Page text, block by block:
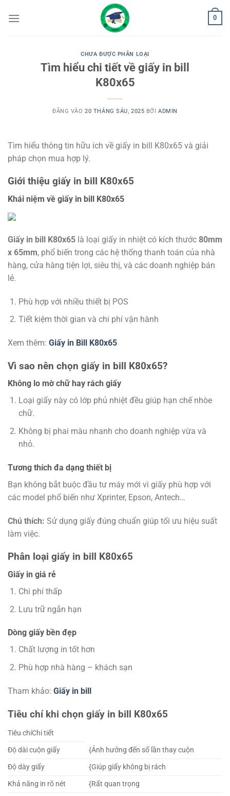
qua
0
CHƯA ĐƯỢC PHÂN LOẠI
Tìm hiểu chi tiết về giấy in bill
K80x65
ĐĂNG VÀO20 THÁNG SÁU, 2025 BỞIADMIN
Tìm hiểu thông tin hữu ích về giấy in bill K80x65 và giải
pháp chọn mua hợp lý.
Giới thiệu giấy in bill K80x65
Khái niệm về giấy in bill K80x65
Giấy in bill K80x65 là loại giấy in nhiệt có kích thước 80mm
x 65mm, phổ biến trong các hệ thống thanh toán của nhà
hàng, cửa hàng tiện lợi, siêu thị, và các doanh nghiệp bán
lẻ.
Phù hợp với nhiều thiết bị POS
Tiết kiệm thời gian và chi phí vận hành
Xem thêm: Giấy in Bill K80x65
Vì sao nên chọn giấy in bill K80x65?
Không lo mờ chữ hay rách giấy
Loại giấy này có lớp phủ nhiệt đều giúp hạn chế nhòe
chữ.
Không bị phai màu nhanh cho doanh nghiệp vừa và
nhỏ.
Tương thích đa dạng thiết bị
Bạn không bắt buộc đầu tư máy mới vì giấy phù hợp với
các model phổ biến như Xprinter, Epson, Antech…
Chú thích: Sử dụng giấy đúng chuẩn giúp tối ưu hiệu suất
làm việc.
Phân loại giấy in bill K80x65
Giấy in giá rẻ
Chi phí thấp
Lưu trữ ngắn hạn
Dòng giấy bền đẹp
Chất lượng in tốt hơn
Phù hợp nhà hàng – khách sạn
Tham khảo: Giấy in bill
Tiêu chí khi chọn giấy in bill K80x65
Tiêu chíChi tiết
Độ dài cuộn giấy
{Ảnh hưởng đến số lần thay cuộn
Độ dày giấy
{Giúp giấy không bị rách
Khả năng in rõ nét
{Rất quan trọng